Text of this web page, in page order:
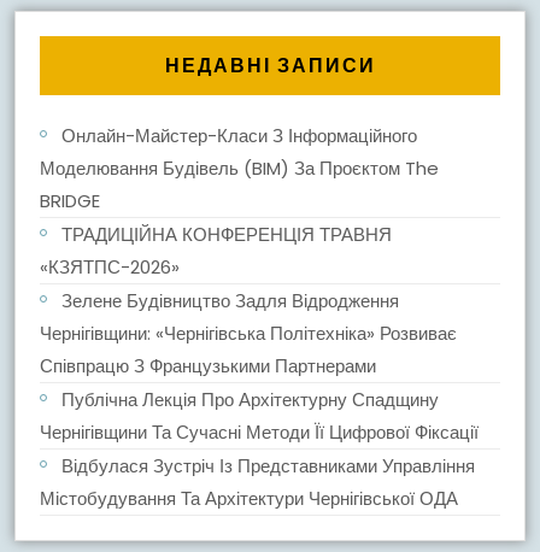
НЕДАВНІ ЗАПИСИ
Онлайн-Майстер-Класи З Інформаційного
Моделювання Будівель (BIM) За Проєктом The
BRIDGE
ТРАДИЦІЙНА КОНФЕРЕНЦІЯ ТРАВНЯ
«КЗЯТПС-2026»
Зелене Будівництво Задля Відродження
Чернігівщини: «Чернігівська Політехніка» Розвиває
Співпрацю З Французькими Партнерами
Публічна Лекція Про Архітектурну Спадщину
Чернігівщини Та Сучасні Методи Її Цифрової Фіксації
Відбулася Зустріч Із Представниками Управління
Містобудування Та Архітектури Чернігівської ОДА